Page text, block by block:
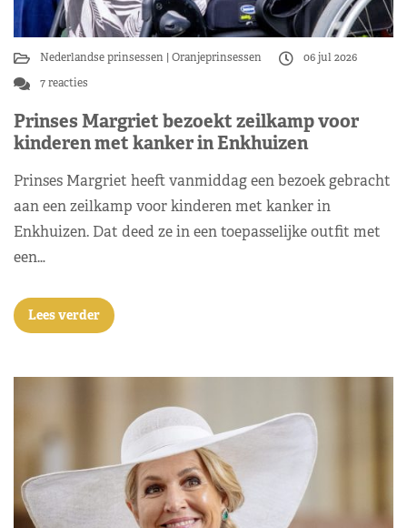
Nederlandse prinsessen Oranjeprinsessen
06 jul 2026
7 reacties
Prinses Margriet bezoekt zeilkamp voor
kinderen met kanker in Enkhuizen
Prinses Margriet heeft vanmiddag een bezoek gebracht
aan een zeilkamp voor kinderen met kanker in
Enkhuizen. Dat deed ze in een toepasselijke outfit met
een…
Lees verder